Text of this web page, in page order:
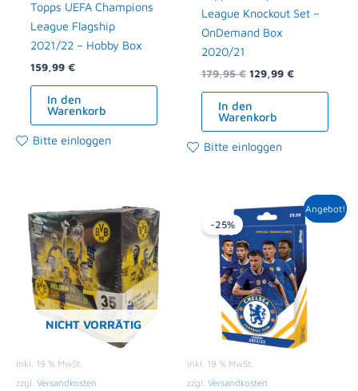
Topps UEFA Champions
League Flagship
2021/22 – Hobby Box
159,99 €
In den
Warenkorb
Bitte einloggen
League Knockout Set –
OnDemand Box
2020/21
179,95€ 129,99 €
In den
Warenkorb
Bitte einloggen
NICHT VORRÄTIG
inkl. 19 % MwSt.
zzgl. Versandkosten
Angebot!
-25%
inkl. 19 % MwSt.
zzgl. Versandkosten
Ursprünglicher
Preis
war:
11,95 €
Aktueller
Preis
ist:
8,99 €.